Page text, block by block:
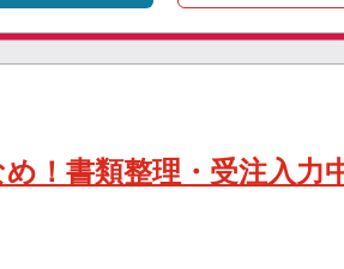
！書類整理・受注入力